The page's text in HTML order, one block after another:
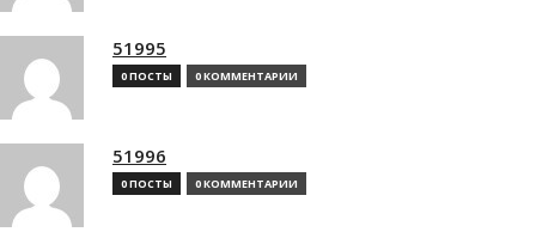
51995
0 ПОСТЫ 0 КОММЕНТАРИИ
51996
0 ПОСТЫ 0 КОММЕНТАРИИ